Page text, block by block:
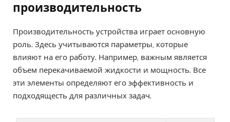
производительность
Производительность устройства играет основную
роль. Здесь учитываются параметры, которые
влияют на его работу. Например, важным является
объем перекачиваемой жидкости и мощность. Все
эти элементы определяют его эффективность и
подходящесть для различных задач.